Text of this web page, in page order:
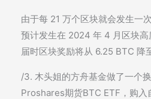
由于每 21 万个区块就会发生一
预计发生在 2024 年 4 月区块高
届时区块奖励将从 6.25 BTC 降
/3. 木头姐的方舟基金做了一个
Proshares期货BTC ETF，购入